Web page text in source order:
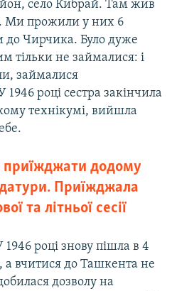
село Кибрай. Там жив
Ми прожили у них 6
до Чирчика. Було дуже
тільки не займалися: і
займалися
році сестра закінчила
технікумі, вийшла
додому
Приїжджала
та літньої сесії
році знову пішла в 4
а вчитися до Ташкента не
дозволу на